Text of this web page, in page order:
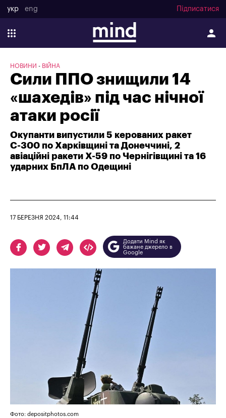
укр eng Підписатися
НОВИНИ ВІЙНА
Сили ППО знищили 14
«шахедів» під час нічної
атаки росії
Окупанти випустили 5 керованих ракет
С-300 по Харківщині та Донеччині, 2
авіаційні ракети Х-59 по Чернігівщині та 16
ударних БпЛА по Одещині
17 БЕРЕЗНЯ 2024, 11:44
Додати Mind як
бажане джерело в
Google
Фото: depositphotos.com